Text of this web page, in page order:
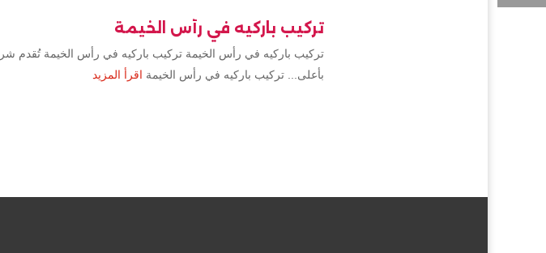
تركيب باركيه في رأس الخيمة
تركيب باركيه في رأس الخيمة تركيب باركيه في رأس الخيمة تُقدم
بأعلى... تركيب باركيه في رأس الخيمة اقرأ المزيد